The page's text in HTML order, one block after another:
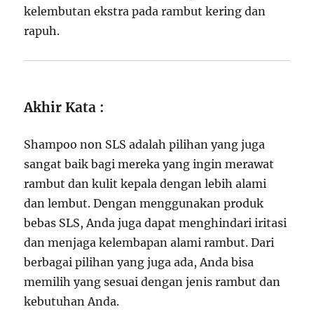
kelembutan ekstra pada rambut kering dan
rapuh.
Akhir Kata :
Shampoo non SLS adalah pilihan yang juga
sangat baik bagi mereka yang ingin merawat
rambut dan kulit kepala dengan lebih alami
dan lembut. Dengan menggunakan produk
bebas SLS, Anda juga dapat menghindari iritasi
dan menjaga kelembapan alami rambut. Dari
berbagai pilihan yang juga ada, Anda bisa
memilih yang sesuai dengan jenis rambut dan
kebutuhan Anda.